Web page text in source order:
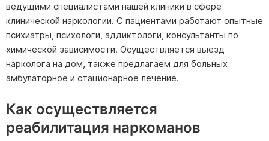
ведущими специалистами нашей клиники в сфере
клинической наркологии. С пациентами работают опытные
психиатры, психологи, аддиктологи, консультанты по
химической зависимости. Осуществляется выезд
нарколога на дом, также предлагаем для больных
амбулаторное и стационарное лечение.
Как осуществляется
реабилитация наркоманов